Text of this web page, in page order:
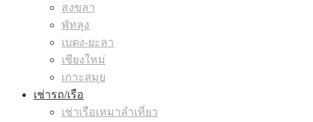
สงขลา
พัทลุง
เบตง-ยะลา
เชียงใหม่
เกาะสมุย
เช่ารถ/เรือ
เช่าเรือเหมาลำเที่ยว